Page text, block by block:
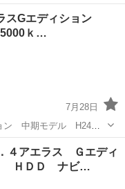
ブリッド ■ グレード
・禁煙車・後席モニ
スGエディション
ｋ…
7月28日
ョン 中期モデル H24
フルセグＴＶ カラー
側パワースライドド
４アエラス Ｇエディ
ＨＤＤ ナビ…